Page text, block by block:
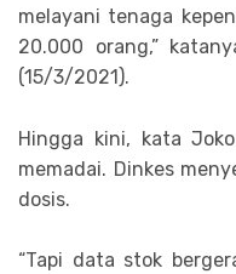
melayani tenaga
20.000 orang,”
(15/3/2021).
Hingga kini, kata
memadai. Dinkes
dosis.
“Tapi data stok